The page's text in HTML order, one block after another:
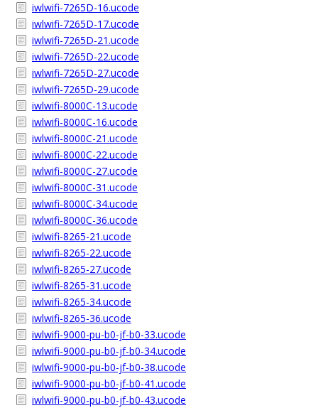
iwlwifi-7265D-16.ucode
iwlwifi-7265D-17.ucode
iwlwifi-7265D-21.ucode
iwlwifi-7265D-22.ucode
iwlwifi-7265D-27.ucode
iwlwifi-7265D-29.ucode
iwlwifi-8000C-13.ucode
iwlwifi-8000C-16.ucode
iwlwifi-8000C-21.ucode
iwlwifi-8000C-22.ucode
iwlwifi-8000C-27.ucode
iwlwifi-8000C-31.ucode
iwlwifi-8000C-34.ucode
iwlwifi-8000C-36.ucode
iwlwifi-8265-21.ucode
iwlwifi-8265-22.ucode
iwlwifi-8265-27.ucode
iwlwifi-8265-31.ucode
iwlwifi-8265-34.ucode
iwlwifi-8265-36.ucode
iwlwifi-9000-pu-b0-jf-b0-33.ucode
iwlwifi-9000-pu-b0-jf-b0-34.ucode
iwlwifi-9000-pu-b0-jf-b0-38.ucode
iwlwifi-9000-pu-b0-jf-b0-41.ucode
iwlwifi-9000-pu-b0-jf-b0-43.ucode